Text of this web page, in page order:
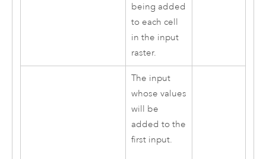
being added
to each cell
in the input
raster.
The input
whose values
will be
added to the
first input.